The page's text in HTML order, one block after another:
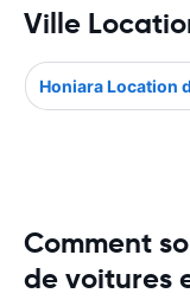
Ville
Honiara Location
Comment
de voitures